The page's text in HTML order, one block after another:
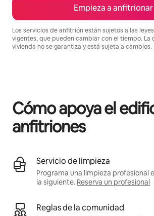
Empieza a anfitrionar
Los servicios de anfitrión están sujetos a las
vigentes, que pueden cambiar con el tiempo. La
vivienda no se garantiza y está sujeta a cambios.
Cómo apoya el
anfitriones
Servicio de limpieza
Programa una limpieza profesional
la siguiente. Reserva un profesional
Reglas de la comunidad